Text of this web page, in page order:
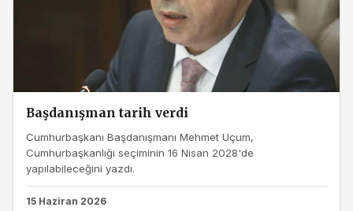
Başdanışman tarih verdi
Cumhurbaşkanı Başdanışmanı Mehmet Uçum,
Cumhurbaşkanlığı seçiminin 16 Nisan 2028'de
yapılabileceğini yazdı.
15 Haziran 2026